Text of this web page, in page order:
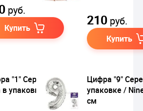
руб.
Купить 210 руб.
Купить
"1" Серебро
упаковке
Цифра "9"
упаковке /
см